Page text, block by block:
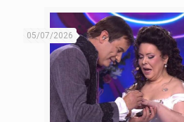
05/07/2026